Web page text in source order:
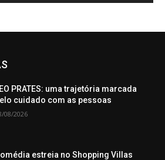
PRATES: uma trajetória marcada
cuidado com as pessoas
08/2026
estreia no Shopping Villas